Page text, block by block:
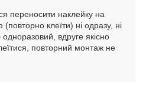
переносити наклейку на
клеїти) ні одразу, ні
вдруге якісно
повторний монтаж не